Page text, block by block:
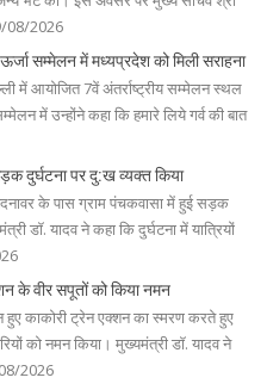
08/2026
सम्मेलन में मध्यप्रदेश को मिली सराहना
में आयोजित 7वें अंतर्राष्ट्रीय सम्मेलन स्थल
में उन्होंने कहा कि हमारे लिये गर्व की बात
दुर्घटना पर दु:ख व्यक्त किया
के पास ग्राम पंचकवासा में हुई सड़क
डॉ. यादव ने कहा कि दुर्घटना में यात्रियों
के वीर सपूतों को किया नमन
हुए काकोरी ट्रेन एक्शन का स्मरण करते हुए
को नमन किया। मुख्यमंत्री डॉ. यादव ने
2026